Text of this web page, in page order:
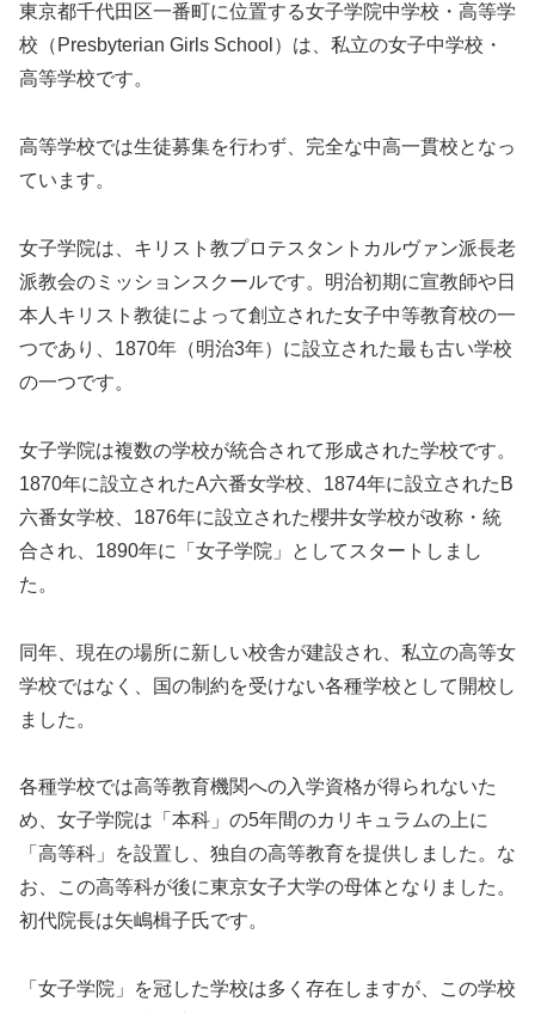
東京都千代田区一番町に位置する女子学院中学校・高等学
校（Presbyterian Girls School）は、私立の女子中学校・
高等学校です。
高等学校では生徒募集を行わず、完全な中高一貫校となっ
ています。
女子学院は、キリスト教プロテスタントカルヴァン派長老
派教会のミッションスクールです。明治初期に宣教師や日
本人キリスト教徒によって創立された女子中等教育校の一
つであり、1870年（明治3年）に設立された最も古い学校
の一つです。
女子学院は複数の学校が統合されて形成された学校です。
1870年に設立されたA六番女学校、1874年に設立されたB
六番女学校、1876年に設立された櫻井女学校が改称・統
合され、1890年に「女子学院」としてスタートしまし
た。
同年、現在の場所に新しい校舎が建設され、私立の高等女
学校ではなく、国の制約を受けない各種学校として開校し
ました。
各種学校では高等教育機関への入学資格が得られないた
め、女子学院は「本科」の5年間のカリキュラムの上に
「高等科」を設置し、独自の高等教育を提供しました。な
お、この高等科が後に東京女子大学の母体となりました。
初代院長は矢嶋楫子氏です。
「女子学院」を冠した学校は多く存在しますが、この学校